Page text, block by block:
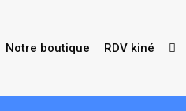
Notre boutique RDV kiné